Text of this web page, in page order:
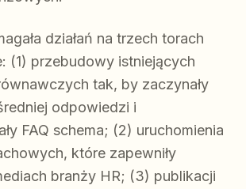
działań na trzech torach
(1) przebudowy istniejących
tak, by zaczynały
odpowiedzi i
FAQ schema; (2) uruchomienia
które zapewniły
branży HR; (3) publikacji